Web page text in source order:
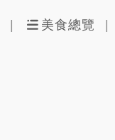
美食總覽